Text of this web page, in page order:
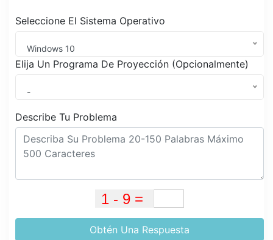
Seleccione El Sistema Operativo
Windows 10
Elija Un Programa De Proyección (Opcionalmente)
-
Describe Tu Problema
Obtén Una Respuesta